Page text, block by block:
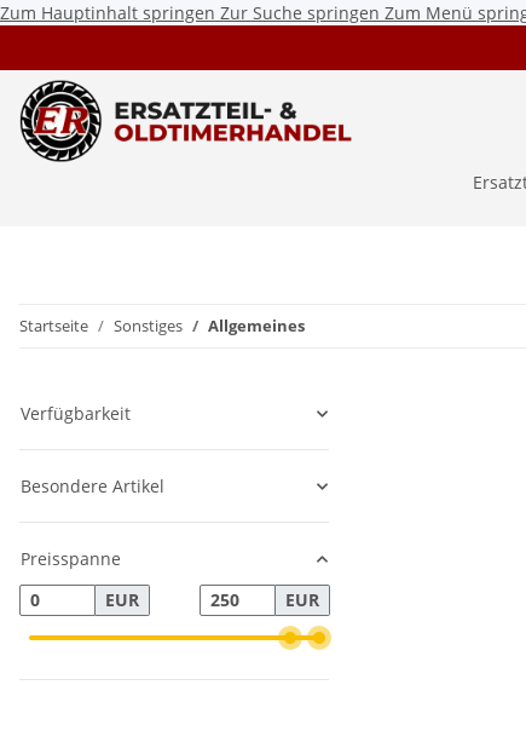
Zum Hauptinhalt springen Zur Suche springen Zum Menü
Startseite Sonstiges Allgemeines
Verfügbarkeit
Besondere Artikel
Preisspanne
EUR
EUR